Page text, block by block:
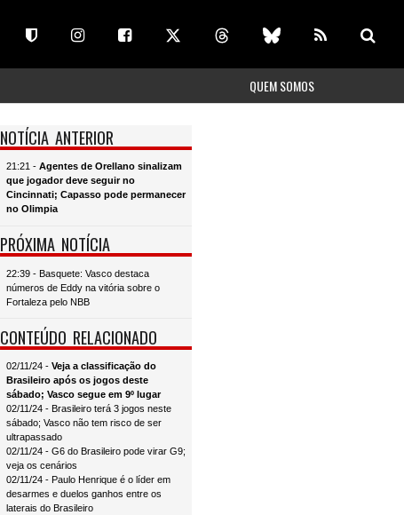
QUEM SOMOS
NOTÍCIA ANTERIOR
21:21 - Agentes de Orellano sinalizam
que jogador deve seguir no
Cincinnati; Capasso pode permanecer
no Olimpia
PRÓXIMA NOTÍCIA
22:39 - Basquete: Vasco destaca
números de Eddy na vitória sobre o
Fortaleza pelo NBB
CONTEÚDO RELACIONADO
02/11/24 - Veja a classificação do
Brasileiro após os jogos deste
sábado; Vasco segue em 9º lugar
02/11/24 - Brasileiro terá 3 jogos neste
sábado; Vasco não tem risco de ser
ultrapassado
02/11/24 - G6 do Brasileiro pode virar G9;
veja os cenários
02/11/24 - Paulo Henrique é o líder em
desarmes e duelos ganhos entre os
laterais do Brasileiro